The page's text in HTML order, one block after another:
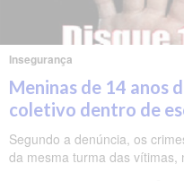
Insegurança
Meninas de 14 anos
coletivo dentro de
Segundo a denúncia, os
da mesma turma das vítimas,